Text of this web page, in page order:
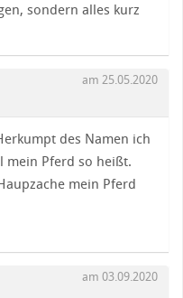
sondern alles kurz
am 25.05.2020
des Namen ich
mein Pferd so heißt.
mein Pferd
am 03.09.2020